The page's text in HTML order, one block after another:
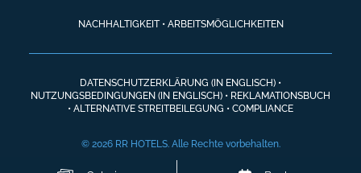
NACHHALTIGKEIT• ARBEITSMÖGLICHKEITEN
DATENSCHUTZERKLÄRUNG (IN ENGLISCH) •
NUTZUNGSBEDINGUNGEN (IN ENGLISCH) • REKLAMATIONSBUCH
• ALTERNATIVE STREITBEILEGUNG • COMPLIANCE
© 2026 RR HOTELS. Alle Rechte vorbehalten.